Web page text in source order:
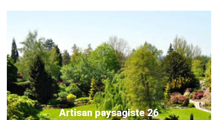
Artisan paysagiste 26